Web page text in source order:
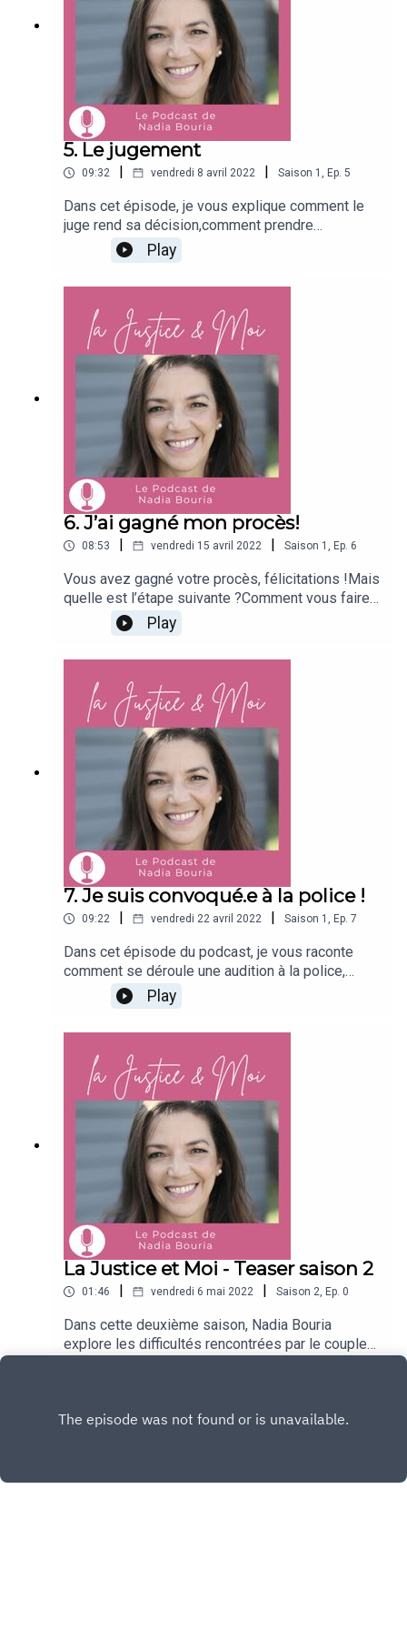
5. Le jugement
09:32 vendredi 8 avril 2022 Saison 1 , Ep. 5
Dans cet épisode, je vous explique comment le
juge rend sa décision,comment prendre
connaissance du jugement et que faire si la
décision ne vous convient pas.Bonne écoute !
Play
6. J’ai gagné mon procès!
08:53 vendredi 15 avril 2022 Saison 1 , Ep. 6
Vous avez gagné votre procès, félicitations !Mais
quelle est l’étape suivante ?Comment vous faire
payer l’argent qui vous est dû ?Dans cet épisode,
je vous explique que vous pouvez d’abord
entamer une discussion amiable, faire exécuter le
un huissier pour une exécution forcée et les
conséquences de cette exécution pour vous et la
partie adverse.Je vous souhaite une bonne
Play
7. Je suis convoqué.e à la police !
09:22 vendredi 22 avril 2022 Saison 1 , Ep. 7
Dans cet épisode du podcast, je vous raconte
comment se déroule une audition à la police,
quels sont vos droits et d’autres trucs et
astuces.Bonne écoute !
Play
La Justice et Moi - Teaser saison 2
01:46 vendredi 6 mai 2022 Saison 2, Ep. 0
Dans cette deuxième saison, Nadia Bouria
explore les difficultés rencontrées par le couple
traverser cet épisode douloureux et